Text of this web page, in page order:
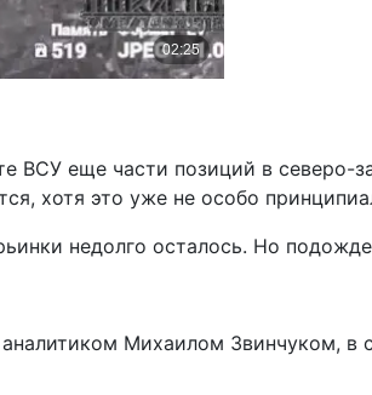
еще части позиций в северо-
хотя это уже не особо
недолго осталось. Но
Михаилом Звинчуком, в